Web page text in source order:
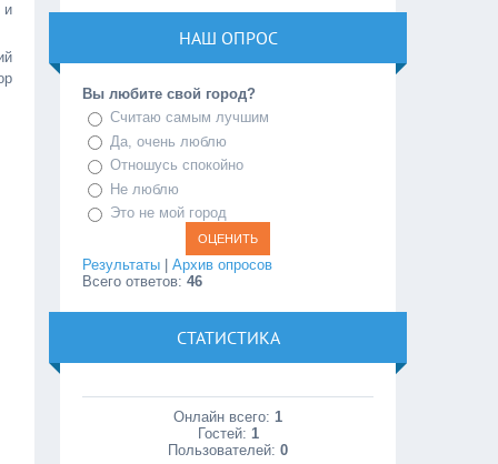
и
НАШ ОПРОС
Вы любите свой город?
Считаю самым лучшим
Да, очень люблю
Отношусь спокойно
Не люблю
Это не мой город
Результаты |Архив опросов
Всего ответов:46
СТАТИСТИКА
Онлайн всего: 1
Гостей: 1
Пользователей:0